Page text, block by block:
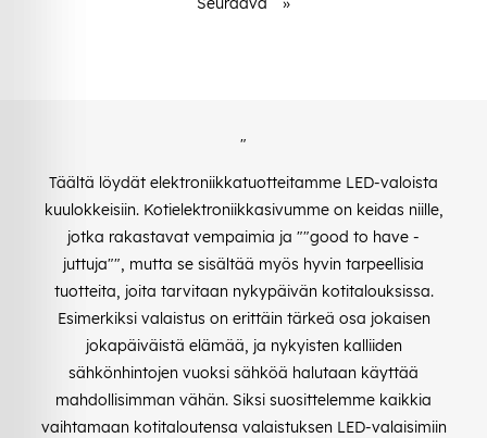
"
Täältä löydät elektroniikkatuotteitamme LED-valoista
kuulokkeisiin. Kotielektroniikkasivumme on keidas niille,
jotka rakastavat vempaimia ja ""good to have -
juttuja"", mutta se sisältää myös hyvin tarpeellisia
tuotteita, joita tarvitaan nykypäivän kotitalouksissa.
Esimerkiksi valaistus on erittäin tärkeä osa jokaisen
jokapäiväistä elämää, ja nykyisten kalliiden
sähkönhintojen vuoksi sähköä halutaan käyttää
mahdollisimman vähän. Siksi suosittelemme kaikkia
vaihtamaan kotitaloutensa valaistuksen LED-valaisimiin